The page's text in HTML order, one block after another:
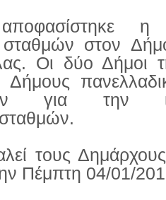
η
σταθμών στον
Οι δύο Δήμοι
για την
τους
Πέμπτη 04/01/